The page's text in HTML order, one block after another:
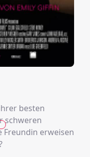
besten
schweren
Freundin erweisen